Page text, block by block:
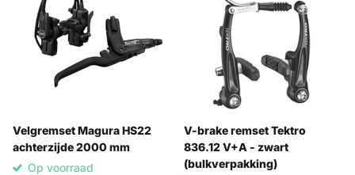
Velgremset Magura HS22
achterzijde 2000 mm
Op voorraad
V-brake remset Tektro
836.12 V+A - zwart
(bulkverpakking)